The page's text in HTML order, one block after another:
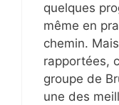
quelques
même en
chemin.
rapportées,
groupe de
une des